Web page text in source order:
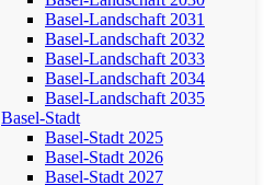
Basel-Landschaft 2031
Basel-Landschaft 2032
Basel-Landschaft 2033
Basel-Landschaft 2034
Basel-Landschaft 2035
Basel-Stadt
Basel-Stadt 2025
Basel-Stadt 2026
Basel-Stadt 2027